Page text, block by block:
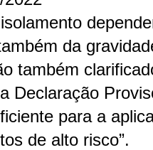
da
também
Declaração
para a
de alto risco”.